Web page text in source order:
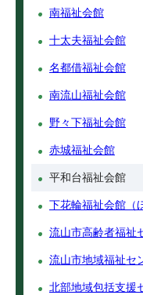
南福祉会館
十太夫福祉会館
名都借福祉会館
南流山福祉会館
野々下福祉会館
赤城福祉会館
平和台福祉会館
下花輪福祉会館（
流山市高齢者福
流山市地域福祉セ
北部地域包括支援